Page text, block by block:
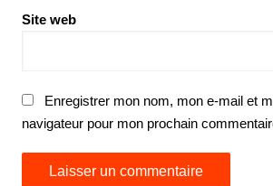
Site web
Enregistrer mon nom, mon e-mail et
navigateur pour mon prochain